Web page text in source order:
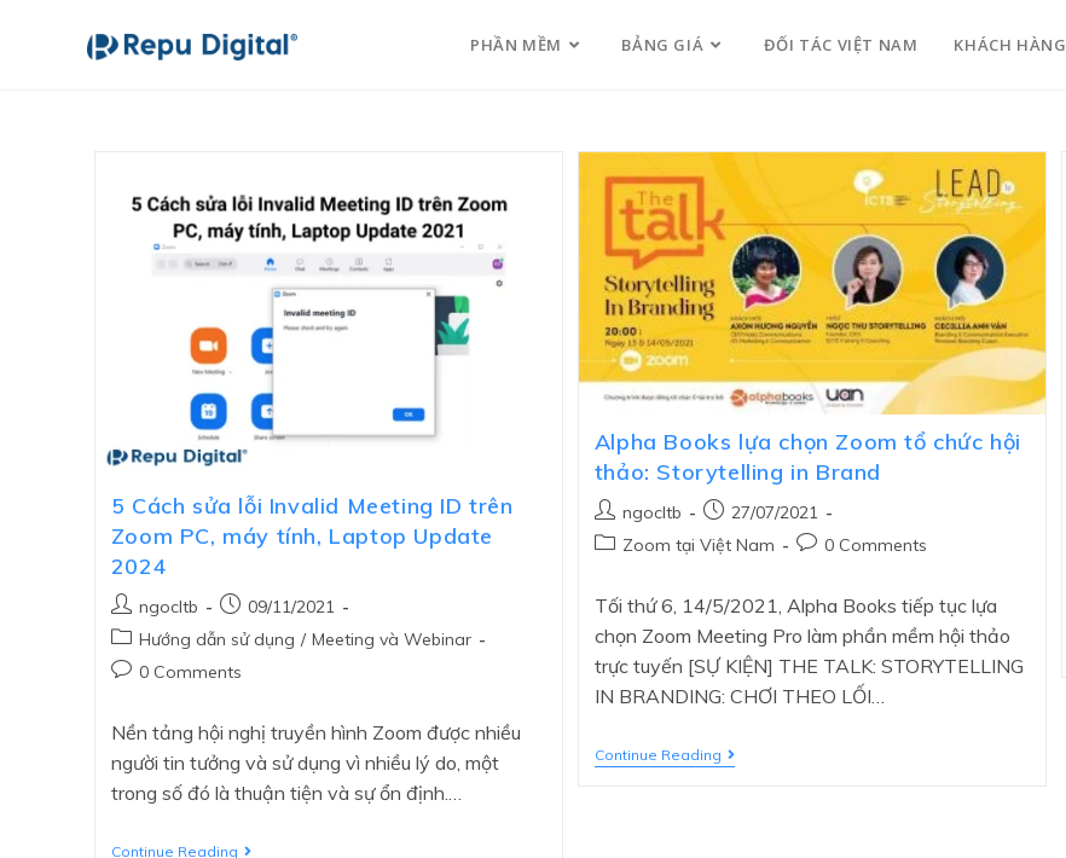
PHẦN MỀM BẢNG GIÁ ĐỐI TÁC VIỆT NAM KHÁCH HÀNG
5 Cách sửa lỗi Invalid Meeting ID trên
Zoom PC, máy tính, Laptop Update
2024
ngocltb
09/11/2021
Hướng dẫn sử dụng / Meeting và Webinar
0 Comments
Nền tảng hội nghị truyền hình Zoom được nhiều
người tin tưởng và sử dụng vì nhiều lý do, một
trong số đó là thuận tiện và sự ổn định.…
Continue Reading
Alpha Books lựa chọn Zoom tổ chức hội
thảo: Storytelling in Brand
ngocltb
27/07/2021
Zoom tại Việt Nam
0 Comments
Tối thứ 6, 14/5/2021, Alpha Books tiếp tục lựa
chọn Zoom Meeting Pro làm phần mềm hội thảo
trực tuyến [SỰ KIỆN] THE TALK: STORYTELLING
IN BRANDING: CHƠI THEO LỐI…
Continue Reading